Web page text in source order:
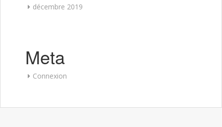
décembre 2019
Meta
Connexion